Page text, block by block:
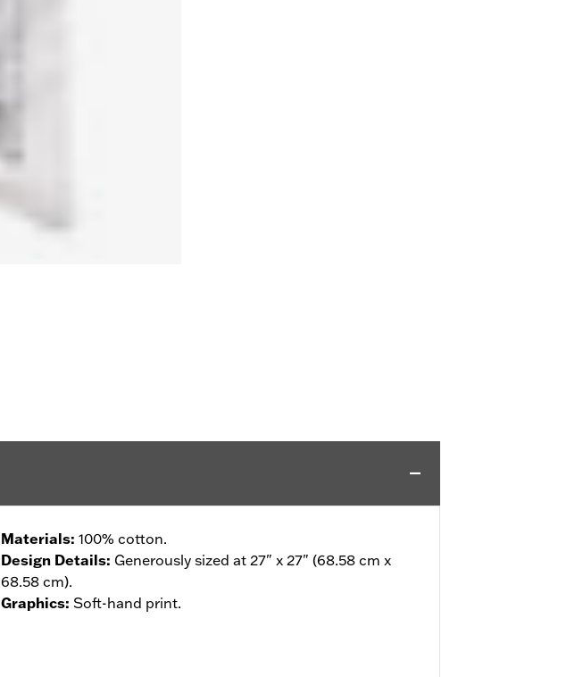
Materials: 100% cotton.
Design Details: Generously sized at 27" x 27" (68.58 cm x
68.58 cm).
Graphics: Soft-hand print.